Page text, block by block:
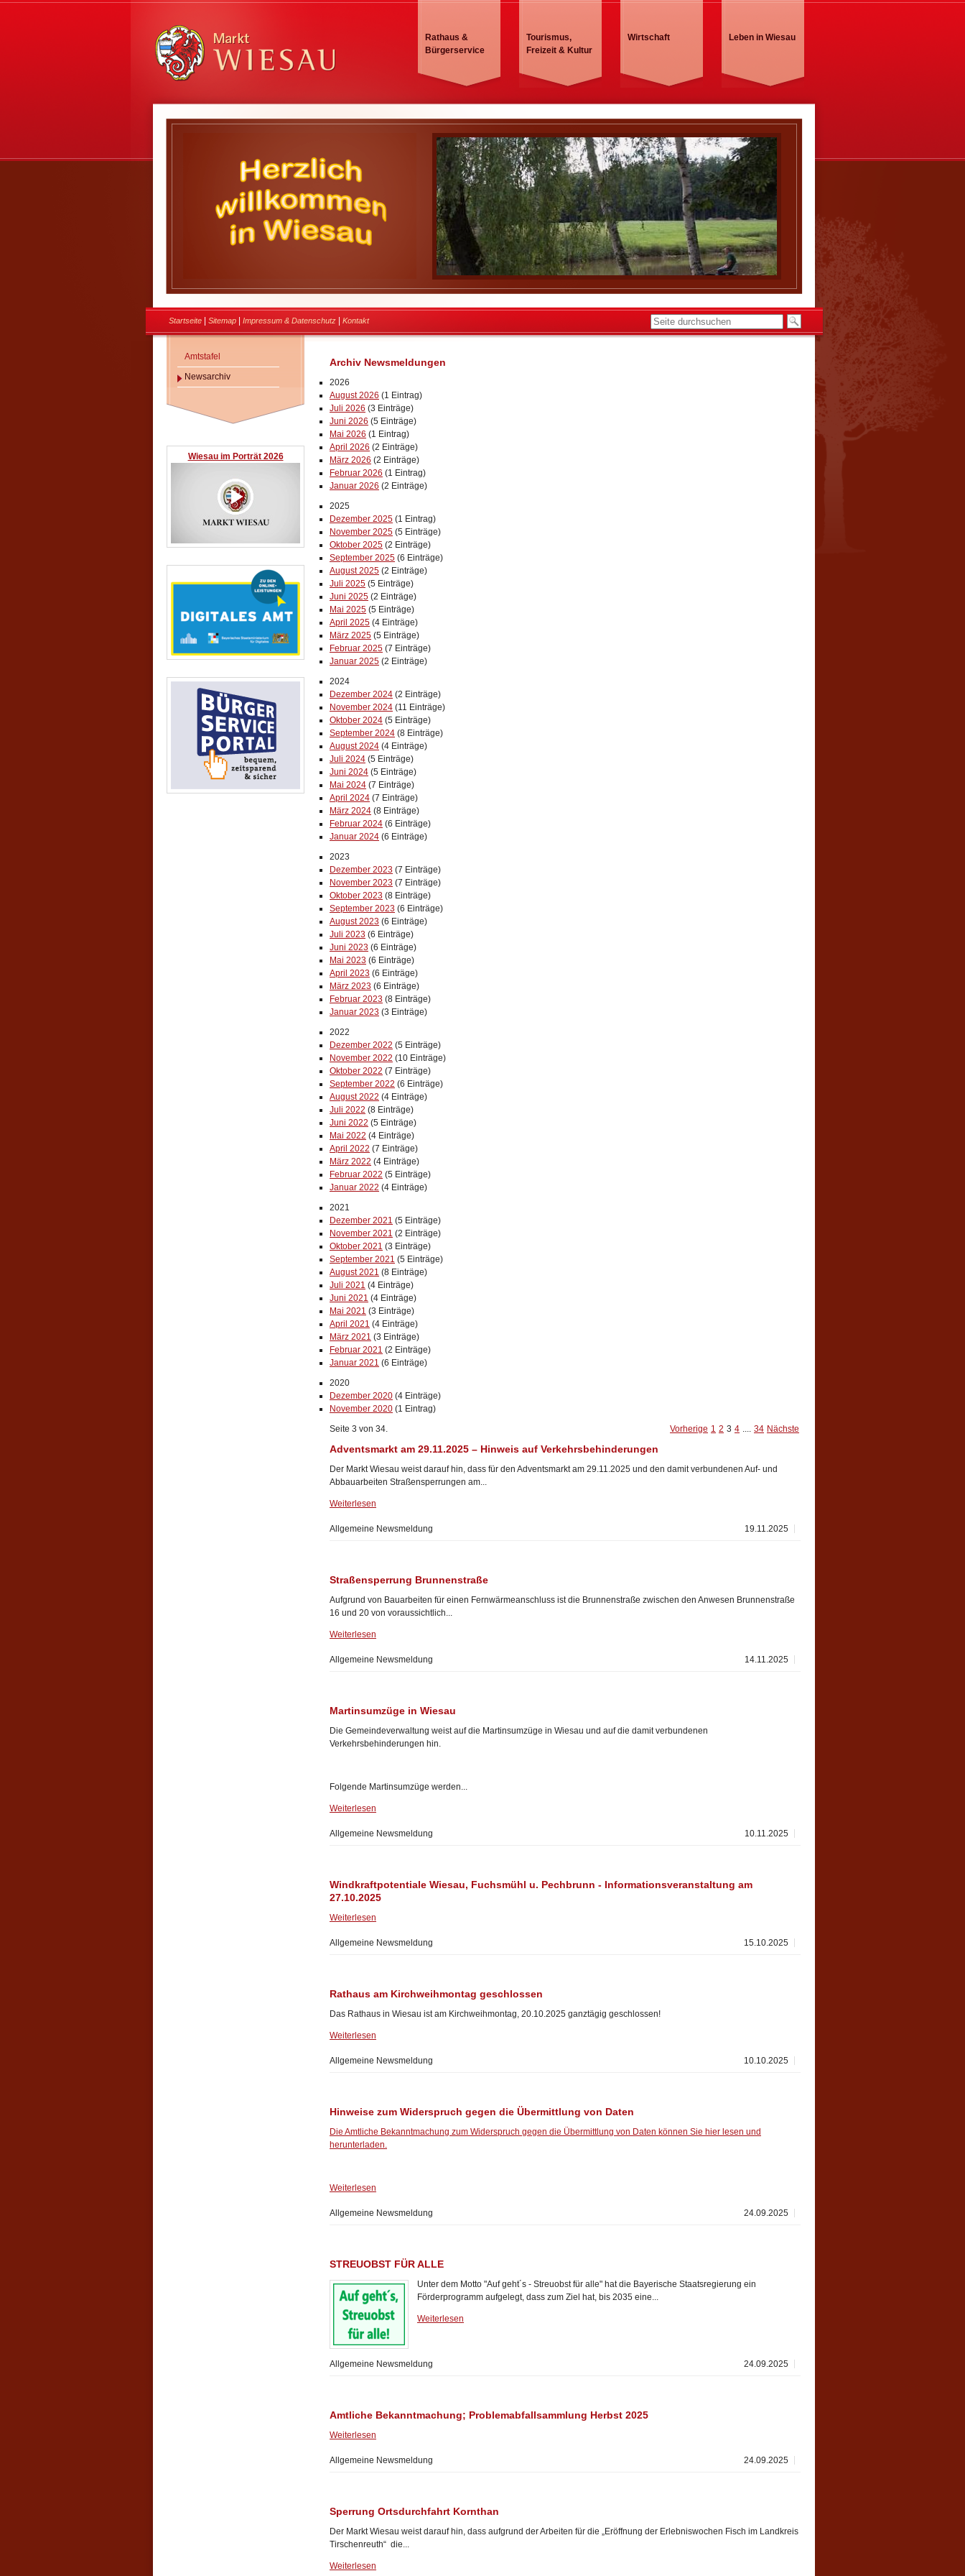
Rathaus &
Bürgerservice
Tourismus,
Freizeit & Kultur
Wirtschaft Leben in Wiesau
Startseite Sitemap Impressum & Datenschutz Kontakt
Archiv Newsmeldungen
2026
August 2026 (1 Eintrag)
Juli 2026 (3 Einträge)
Juni 2026 (5 Einträge)
Mai 2026 (1 Eintrag)
April 2026 (2 Einträge)
März 2026 (2 Einträge)
Februar 2026 (1 Eintrag)
Januar 2026 (2 Einträge)
2025
Dezember 2025 (1 Eintrag)
November 2025 (5 Einträge)
Oktober 2025 (2 Einträge)
September 2025 (6 Einträge)
August 2025 (2 Einträge)
Juli 2025 (5 Einträge)
Juni 2025 (2 Einträge)
Mai 2025 (5 Einträge)
April 2025 (4 Einträge)
März 2025 (5 Einträge)
Februar 2025 (7 Einträge)
Januar 2025 (2 Einträge)
2024
Dezember 2024 (2 Einträge)
November 2024 (11 Einträge)
Oktober 2024 (5 Einträge)
September 2024 (8 Einträge)
August 2024 (4 Einträge)
Juli 2024 (5 Einträge)
Juni 2024 (5 Einträge)
Mai 2024 (7 Einträge)
April 2024 (7 Einträge)
März 2024 (8 Einträge)
Februar 2024 (6 Einträge)
Januar 2024 (6 Einträge)
2023
Dezember 2023 (7 Einträge)
November 2023 (7 Einträge)
Oktober 2023 (8 Einträge)
September 2023 (6 Einträge)
August 2023 (6 Einträge)
Juli 2023 (6 Einträge)
Juni 2023 (6 Einträge)
Mai 2023 (6 Einträge)
April 2023 (6 Einträge)
März 2023 (6 Einträge)
Februar 2023 (8 Einträge)
Januar 2023 (3 Einträge)
2022
Dezember 2022 (5 Einträge)
November 2022 (10 Einträge)
Oktober 2022 (7 Einträge)
September 2022 (6 Einträge)
August 2022 (4 Einträge)
Juli 2022 (8 Einträge)
Juni 2022 (5 Einträge)
Mai 2022 (4 Einträge)
April 2022 (7 Einträge)
März 2022 (4 Einträge)
Februar 2022 (5 Einträge)
Januar 2022 (4 Einträge)
2021
Dezember 2021 (5 Einträge)
November 2021 (2 Einträge)
Oktober 2021 (3 Einträge)
September 2021 (5 Einträge)
August 2021 (8 Einträge)
Juli 2021 (4 Einträge)
Juni 2021 (4 Einträge)
Mai 2021 (3 Einträge)
April 2021 (4 Einträge)
März 2021 (3 Einträge)
Februar 2021 (2 Einträge)
Januar 2021 (6 Einträge)
2020
Dezember 2020 (4 Einträge)
November 2020 (1 Eintrag)
Seite 3 von 34.
Vorherige 1 2 3 4 .... 34 Nächste
Adventsmarkt am 29.11.2025 – Hinweis auf Verkehrsbehinderungen
Der Markt Wiesau weist darauf hin, dass für den Adventsmarkt am 29.11.2025 und den damit verbundenen Auf- und
Abbauarbeiten Straßensperrungen am...
Weiterlesen
19.11.2025
Allgemeine Newsmeldung
Straßensperrung Brunnenstraße
Aufgrund von Bauarbeiten für einen Fernwärmeanschluss ist die Brunnenstraße zwischen den Anwesen Brunnenstraße
16 und 20 von voraussichtlich...
Weiterlesen
14.11.2025
Allgemeine Newsmeldung
Martinsumzüge in Wiesau
Die Gemeindeverwaltung weist auf die Martinsumzüge in Wiesau und auf die damit verbundenen
Verkehrsbehinderungen hin.
Folgende Martinsumzüge werden...
Weiterlesen
10.11.2025
Allgemeine Newsmeldung
Windkraftpotentiale Wiesau, Fuchsmühl u. Pechbrunn - Informationsveranstaltung am
27.10.2025
Weiterlesen
15.10.2025
Allgemeine Newsmeldung
Rathaus am Kirchweihmontag geschlossen
Das Rathaus in Wiesau ist am Kirchweihmontag, 20.10.2025 ganztägig geschlossen!
Weiterlesen
10.10.2025
Allgemeine Newsmeldung
Hinweise zum Widerspruch gegen die Übermittlung von Daten
Die Amtliche Bekanntmachung zum Widerspruch gegen die Übermittlung von Daten können Sie hier lesen und
herunterladen.
Weiterlesen
24.09.2025
Allgemeine Newsmeldung
STREUOBST FÜR ALLE
Unter dem Motto "Auf geht´s - Streuobst für alle" hat die Bayerische Staatsregierung ein
Förderprogramm aufgelegt, dass zum Ziel hat, bis 2035 eine...
Weiterlesen
24.09.2025
Allgemeine Newsmeldung
Amtliche Bekanntmachung; Problemabfallsammlung Herbst 2025
Weiterlesen
24.09.2025
Allgemeine Newsmeldung
Sperrung Ortsdurchfahrt Kornthan
Der Markt Wiesau weist darauf hin, dass aufgrund der Arbeiten für die „Eröffnung der Erlebniswochen Fisch im Landkreis
Tirschenreuth“ die...
Weiterlesen
Amtstafel
Newsarchiv
Wiesau im Porträt 2026